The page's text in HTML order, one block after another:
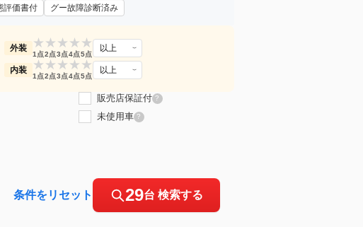
評価書付 グー故障診断済み
外装 ★
1点
★
2点
★
3点
★
4点
★
5点
以上
内装 ★
1点
★
2点
★
3点
★
4点
★
5点
以上
販売店保証付 ?
未使用車 ?
条件をリセット 29台 検索する